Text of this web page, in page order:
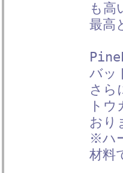
も高
最高
バッ
さら
ト
おり
※ハ
材料